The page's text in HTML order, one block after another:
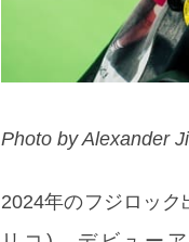
Photo by Alexander
2024年のフジロッ